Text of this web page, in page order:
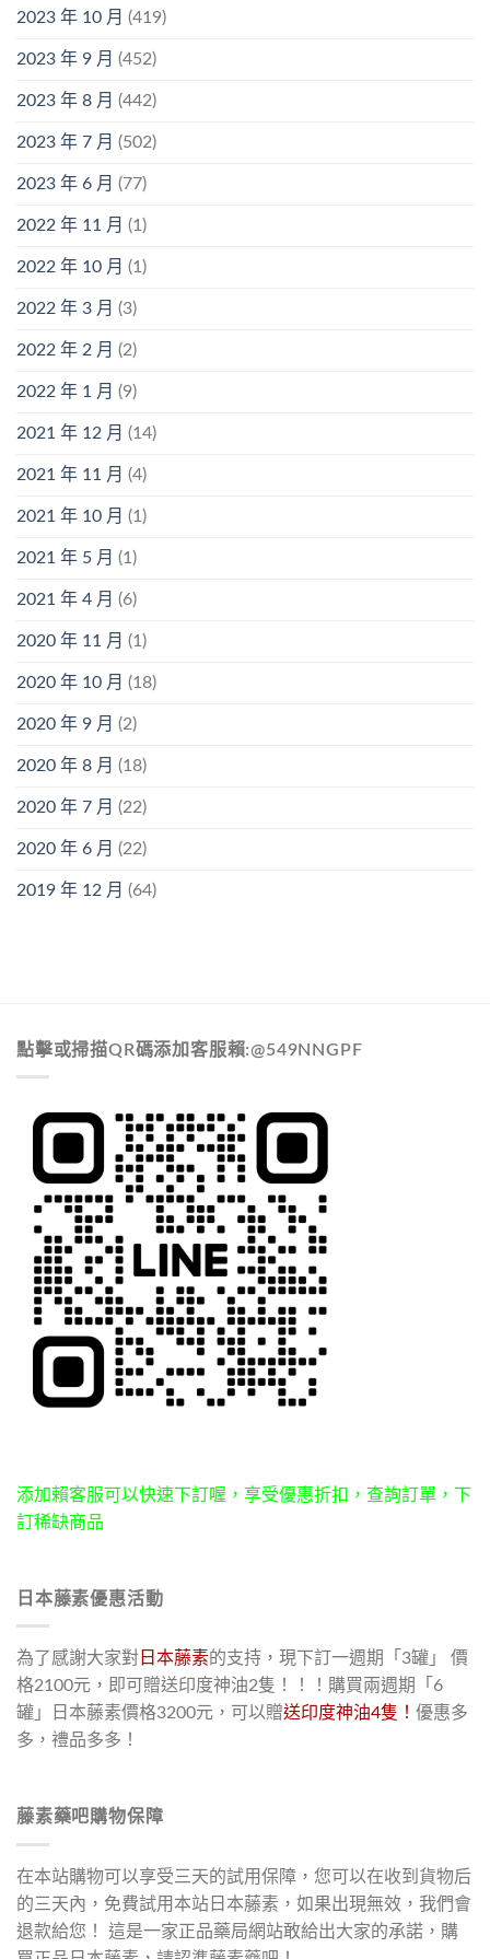
2023 年 10 月 (419)
2023 年 9 月 (452)
2023 年 8 月 (442)
2023 年 7 月 (502)
2023 年 6 月 (77)
2022 年 11 月 (1)
2022 年 10 月 (1)
2022 年 3 月 (3)
2022 年 2 月 (2)
2022 年 1 月 (9)
2021 年 12 月 (14)
2021 年 11 月 (4)
2021 年 10 月 (1)
2021 年 5 月 (1)
2021 年 4 月 (6)
2020 年 11 月 (1)
2020 年 10 月 (18)
2020 年 9 月 (2)
2020 年 8 月 (18)
2020 年 7 月 (22)
2020 年 6 月 (22)
2019 年 12 月 (64)
點擊或掃描QR碼添加客服賴:@549NNGPF
添加賴客服可以快速下訂喔，享受優惠折扣，查詢訂單，下
訂稀缺商品
日本藤素優惠活動
為了感謝大家對 日本藤素的支持，現下訂一週期「3罐」 價
格2100元，即可贈送印度神油2隻！！！購買兩週期「6
罐」日本藤素價格3200元，可以贈送印度神油4隻！ 優惠多
多，禮品多多！
藤素藥吧購物保障
在本站購物可以享受三天的試用保障，您可以在收到貨物后
的三天內，免費試用本站日本藤素，如果出現無效，我們會
退款給您！ 這是一家正品藥局網站敢給出大家的承諾，購